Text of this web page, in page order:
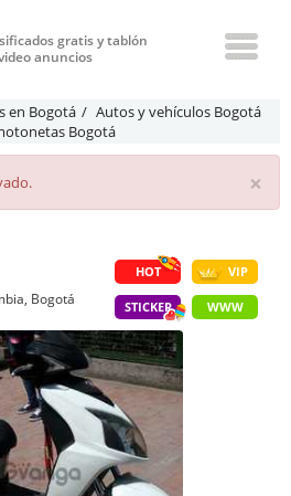
gratis y tablón
anuncios
en Bogotá
Autos y vehículos Bogotá
Bogotá
×
HOT VIP
STICKER WWW
Bogotá